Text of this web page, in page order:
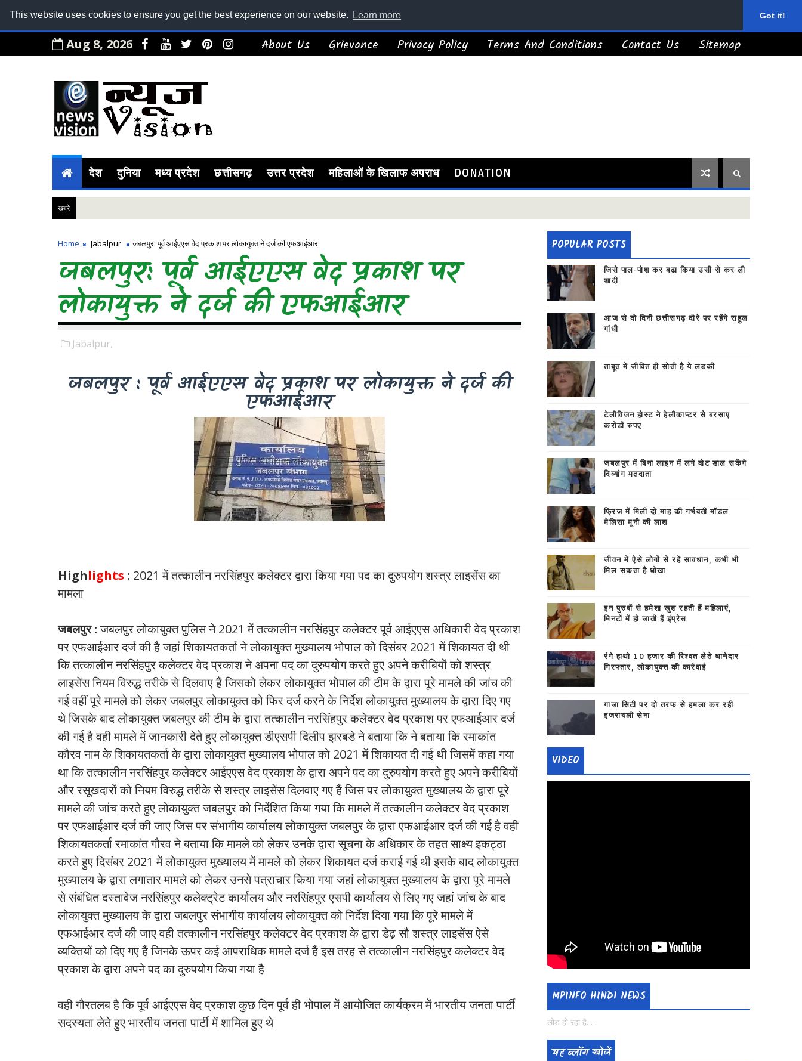
This website uses cookies to ensure you get the best experience on our website. Learn more Got it!
Aug 8, 2026 About Us Grievance Privacy Policy Terms And Conditions Contact Us Sitemap
देश दुनिया मध्य प्रदेश छत्तीसगढ़ उत्तर प्रदेश महिलाओं के खिलाफ अपराध DONATION
खबरे
Home Jabalpur जबलपुर: पूर्व आईएएस वेद प्रकाश पर लोकायुक्त ने दर्ज की एफआईआर
जबलपुर: पूर्व आईएएस वेद प्रकाश पर
लोकायुक्त ने दर्ज की एफआईआर
Jabalpur,
जबलपुर : पूर्व आईएएस वेद प्रकाश पर लोकायुक्त ने दर्ज की
एफआईआर
Highlights : 2021 में तत्कालीन नरसिंहपुर कलेक्टर द्वारा किया गया पद का दुरुपयोग शस्त्र लाइसेंस का
मामला
जबलपुर :जबलपुर लोकायुक्त पुलिस ने 2021 में तत्कालीन नरसिंहपुर कलेक्टर पूर्व आईएएस अधिकारी वेद प्रकाश
पर एफआईआर दर्ज की है जहां शिकायतकर्ता ने लोकायुक्त मुख्यालय भोपाल को दिसंबर 2021 में शिकायत दी थी
कि तत्कालीन नरसिंहपुर कलेक्टर वेद प्रकाश ने अपना पद का दुरुपयोग करते हुए अपने करीबियों को शस्त्र
लाइसेंस नियम विरुद्ध तरीके से दिलवाए हैं जिसको लेकर लोकायुक्त भोपाल की टीम के द्वारा पूरे मामले की जांच की
गई वहीं पूरे मामले को लेकर जबलपुर लोकायुक्त को फिर दर्ज करने के निर्देश लोकायुक्त मुख्यालय के द्वारा दिए गए
थे जिसके बाद लोकायुक्त जबलपुर की टीम के द्वारा तत्कालीन नरसिंहपुर कलेक्टर वेद प्रकाश पर एफआईआर दर्ज
की गई है वही मामले में जानकारी देते हुए लोकायुक्त डीएसपी दिलीप झरबडे ने बताया कि ने बताया कि रमाकांत
कौरव नाम के शिकायतकर्ता के द्वारा लोकायुक्त मुख्यालय भोपाल को 2021 में शिकायत दी गई थी जिसमें कहा गया
था कि तत्कालीन नरसिंहपुर कलेक्टर आईएएस वेद प्रकाश के द्वारा अपने पद का दुरुपयोग करते हुए अपने करीबियों
और रसूखदारों को नियम विरुद्ध तरीके से शस्त्र लाइसेंस दिलवाए गए हैं जिस पर लोकायुक्त मुख्यालय के द्वारा पूरे
मामले की जांच करते हुए लोकायुक्त जबलपुर को निर्देशित किया गया कि मामले में तत्कालीन कलेक्टर वेद प्रकाश
पर एफआईआर दर्ज की जाए जिस पर संभागीय कार्यालय लोकायुक्त जबलपुर के द्वारा एफआईआर दर्ज की गई है वही
शिकायतकर्ता रमाकांत गौरव ने बताया कि मामले को लेकर उनके द्वारा सूचना के अधिकार के तहत साक्ष्य इकट्ठा
करते हुए दिसंबर 2021 में लोकायुक्त मुख्यालय में मामले को लेकर शिकायत दर्ज कराई गई थी इसके बाद लोकायुक्त
मुख्यालय के द्वारा लगातार मामले को लेकर उनसे पत्राचार किया गया जहां लोकायुक्त मुख्यालय के द्वारा पूरे मामले
से संबंधित दस्तावेज नरसिंहपुर कलेक्ट्रेट कार्यालय और नरसिंहपुर एसपी कार्यालय से लिए गए जहां जांच के बाद
लोकायुक्त मुख्यालय के द्वारा जबलपुर संभागीय कार्यालय लोकायुक्त को निर्देश दिया गया कि पूरे मामले में
एफआईआर दर्ज की जाए वही तत्कालीन नरसिंहपुर कलेक्टर वेद प्रकाश के द्वारा डेढ़ सौ शस्त्र लाइसेंस ऐसे
व्यक्तियों को दिए गए हैं जिनके ऊपर कई आपराधिक मामले दर्ज हैं इस तरह से तत्कालीन नरसिंहपुर कलेक्टर वेद
प्रकाश के द्वारा अपने पद का दुरुपयोग किया गया है
वही गौरतलब है कि पूर्व आईएएस वेद प्रकाश कुछ दिन पूर्व ही भोपाल में आयोजित कार्यक्रम में भारतीय जनता पार्टी
सदस्यता लेते हुए भारतीय जनता पार्टी में शामिल हुए थे
POPULAR POSTS
जिसे पाल-पोश कर बढा किया उसी से कर ली
शादी
आज से दो दिनी छत्तीसगढ़ दौरे पर रहेंगे राहुल
गांधी
ताबूत में जीवित ही सोती है ये लडकी
टेलीविजन होस्ट ने हेलीकाप्टर से बरसाए
करोडों रुपए
जबलपुर में बिना लाइन में लगे वोट डाल सकेंगे
दिव्यांग मतदाता
फ्रिज में मिली दो माह की गर्भवती मॉडल
मे‎लिसा मूनी की लाश
जीवन में ऐसे लोगों से रहें सावधान, कभी भी
मिल सकता है धोखा
इन पुरुषों से हमेशा खुश रहती हैं महिलाएं,
मिनटों में हो जाती हैं इंप्रेस
रंगे हाथो 10 हजार की रिश्वत लेते थानेदार
गिरफ्तार, लोकायुक्त की कार्रवाई
गाजा सिटी पर दो तरफ से हमला कर रही
इजरायली सेना
VIDEO
MPINFO HINDI NEWS
लोड हो रहा है. . .
यह ब्लॉग खोजें